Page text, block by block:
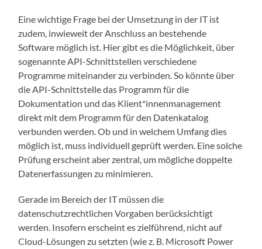
Eine wichtige Frage bei der Umsetzung in der IT ist
zudem, inwieweit der Anschluss an bestehende
Software möglich ist. Hier gibt es die Möglichkeit, über
sogenannte API-Schnittstellen verschiedene
Programme miteinander zu verbinden. So könnte über
die API-Schnittstelle das Programm für die
Dokumentation und das Klient*innenmanagement
direkt mit dem Programm für den Datenkatalog
verbunden werden. Ob und in welchem Umfang dies
möglich ist, muss individuell geprüft werden. Eine solche
Prüfung erscheint aber zentral, um mögliche doppelte
Datenerfassungen zu minimieren.
Gerade im Bereich der IT müssen die
datenschutzrechtlichen Vorgaben berücksichtigt
werden. Insofern erscheint es zielführend, nicht auf
Cloud-Lösungen zu setzten (wie z. B. Microsoft Power